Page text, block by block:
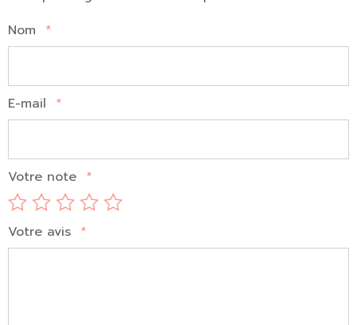
Nom *
E-mail *
Votre note *
Votre avis *